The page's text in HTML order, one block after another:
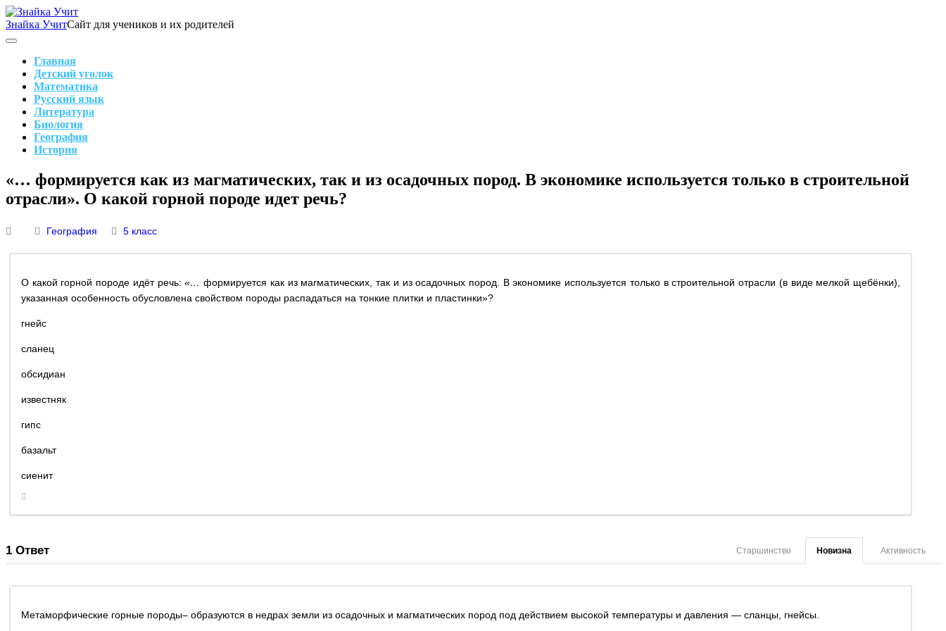
Skip
to
content
Знайка УчитСайт для учеников и их родителей
Search
Main
Navigation
Главная
Детский уголок
Математика
Русский язык
Литература
Биология
География
История
«… формируется как из магматических, так и из осадочных пород. В экономике используется только в строительной
отрасли». О какой горной породе идет речь?
География 5 класс
О какой горной породе идёт речь:«…формируется как из магматических, так и из осадочных пород. В экономике используется только в строительной отрасли (в виде мелкой щебёнки),
указанная особенность обусловлена свойством породы распадаться на тонкие плитки и пластинки»?
гнейс
сланец
обсидиан
известняк
гипс
базальт
сиенит
1 Ответ Активность
Новизна
Старшинство
Метаморфические горные породы– образуются в недрах земли из осадочных и магматических пород под действием высокой температуры и давления — сланцы, гнейсы.